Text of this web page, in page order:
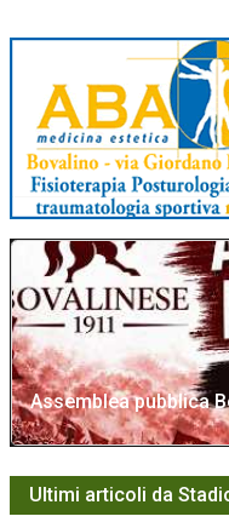
Assemblea pubblica
Ultimi articoli da